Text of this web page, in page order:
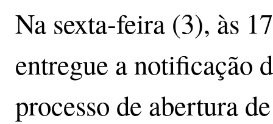
Na sexta-feira (3), às
entregue a notificação
processo de abertura